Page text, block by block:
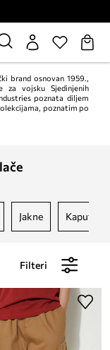
brand osnovan 1959.,
za vojsku Sjedinjenih
poznata diljem
poznatim po
jakne kaputi
Filteri